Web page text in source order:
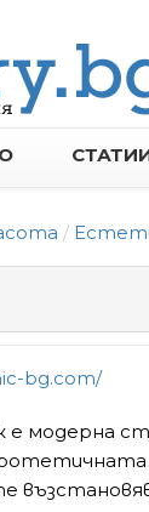
bg.com/
е модерна